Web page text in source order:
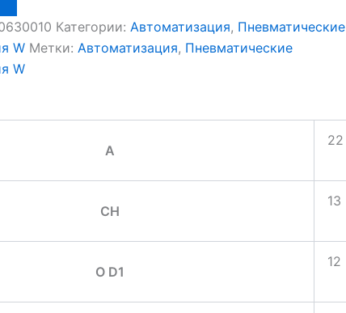
Категории: Автоматизация, Пневматические
W Метки: Автоматизация, Пневматические
W
A
22
CH
13
O D1
12